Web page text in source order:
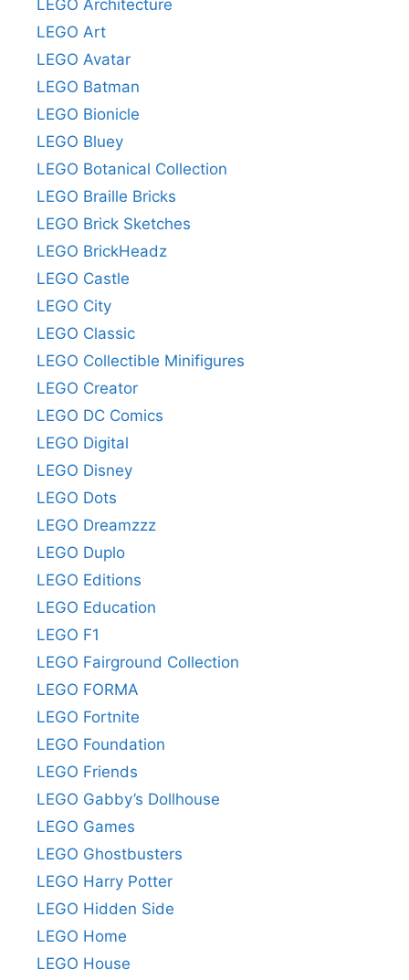
LEGO Architecture
LEGO Art
LEGO Avatar
LEGO Batman
LEGO Bionicle
LEGO Bluey
LEGO Botanical Collection
LEGO Braille Bricks
LEGO Brick Sketches
LEGO BrickHeadz
LEGO Castle
LEGO City
LEGO Classic
LEGO Collectible Minifigures
LEGO Creator
LEGO DC Comics
LEGO Digital
LEGO Disney
LEGO Dots
LEGO Dreamzzz
LEGO Duplo
LEGO Editions
LEGO Education
LEGO F1
LEGO Fairground Collection
LEGO FORMA
LEGO Fortnite
LEGO Foundation
LEGO Friends
LEGO Gabby’s Dollhouse
LEGO Games
LEGO Ghostbusters
LEGO Harry Potter
LEGO Hidden Side
LEGO Home
LEGO House